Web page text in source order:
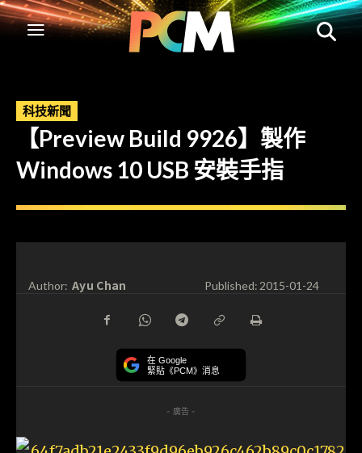
科技新聞
【Preview Build 9926】製作
Windows 10 USB 安裝手指
Author: Ayu Chan Published:2015-01-24
在 Google
緊貼《PCM》消息
- 廣告 -